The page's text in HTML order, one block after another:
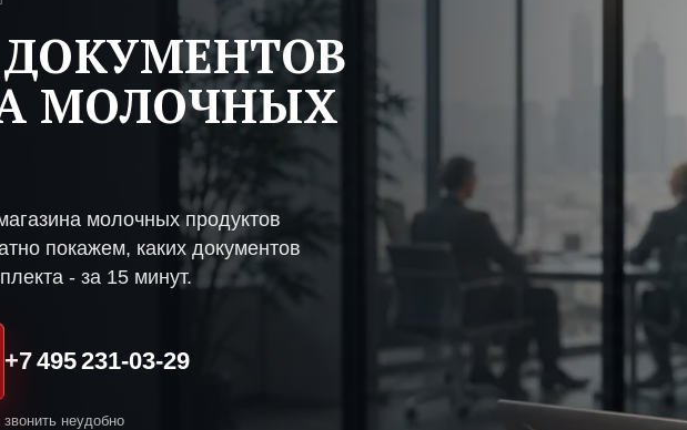
МОЛОЧНЫХ
молочных продуктов
покажем, каких документов
- за 15 минут.
+7 495 231-03-29
неудобно